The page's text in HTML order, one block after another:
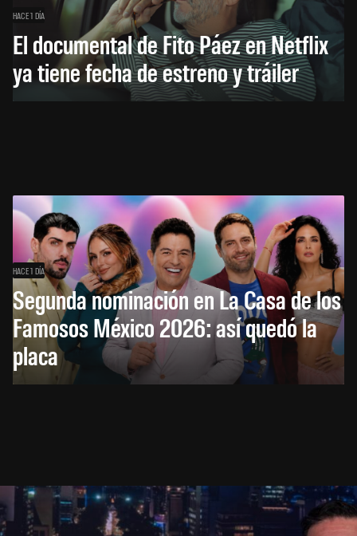
HACE 1 DÍA
El documental de Fito Páez en Netflix
ya tiene fecha de estreno y tráiler
HACE 1 DÍA
Segunda nominación en La Casa de los
Famosos México 2026: así quedó la
placa